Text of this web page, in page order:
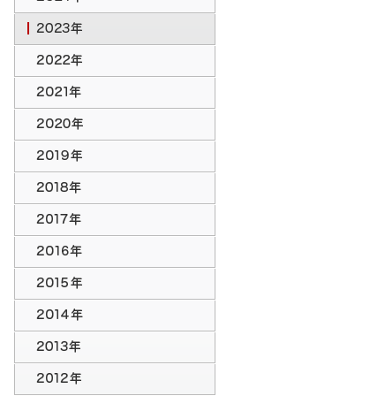
2024年のトピックス
2023年のトピックス
2022年のトピックス
2021年のトピックス
2020年のトピックス
2019年のトピックス
2018年のトピックス
2017年のトピックス
2016年のトピックス
2015年のトピックス
2014年のトピックス
2013年のトピックス